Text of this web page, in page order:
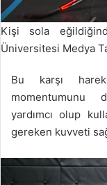
Kişi sola
Üniversitesi Medya
Bu karşı
momentumunu
yardımcı olup
gereken kuvveti